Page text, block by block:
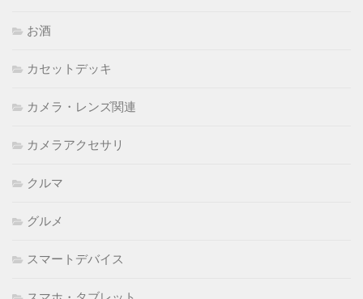
お酒
カセットデッキ
カメラ・レンズ関連
カメラアクセサリ
クルマ
グルメ
スマートデバイス